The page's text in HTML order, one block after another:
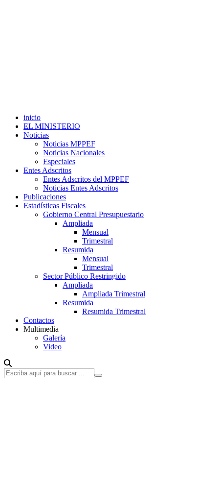
inicio
EL MINISTERIO
Noticias
Noticias MPPEF
Noticias Nacionales
Especiales
Entes Adscritos
Entes Adscritos del MPPEF
Noticias Entes Adscritos
Publicaciones
Estadísticas Fiscales
Gobierno Central Presupuestario
Ampliada
Mensual
Trimestral
Resumida
Mensual
Trimestral
Sector Público Restringido
Ampliada
Ampliada Trimestral
Resumida
Resumida Trimestral
Contactos
Multimedia
Galería
Video